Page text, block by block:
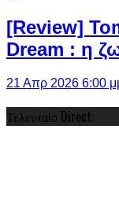
[Review]
Dream : η
21 Απρ 2026 6:00
Τελευταίο Direct: